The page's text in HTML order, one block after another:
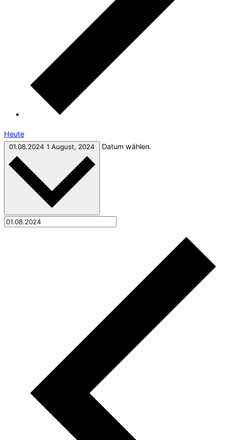
Heute
01.08.2024 1 August, 2024 Datum wählen.